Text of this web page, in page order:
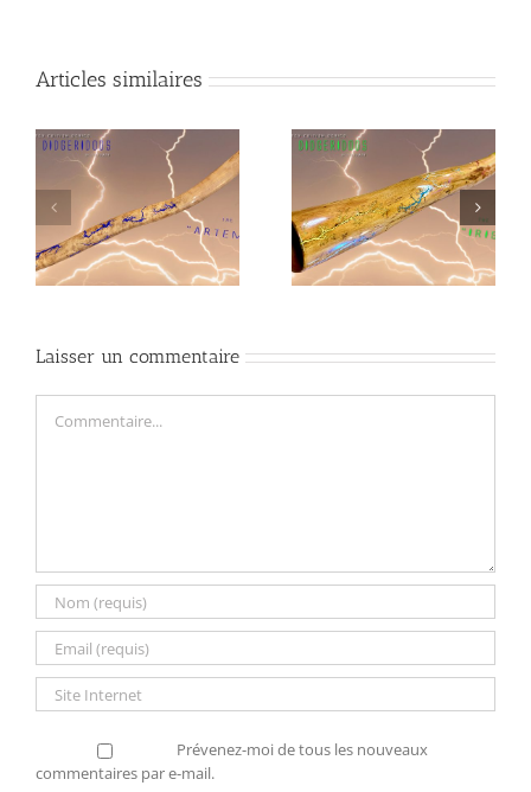
Articles similaires
Didgeridoo Tesla « IRIS
Didgeridoo Translucide
« REDNECK »
Laisser un commentaire
Prévenez-moi de tous les nouveaux
commentaires par e-mail.